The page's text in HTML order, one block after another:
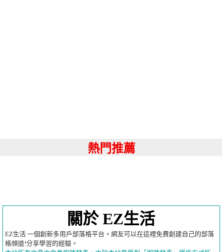
熱門推薦
關於 EZ生活
EZ生活 一個創新多用戶部落格平台。網友可以在這裡免費創建自己的部落
格頻道!分享學習的經驗。